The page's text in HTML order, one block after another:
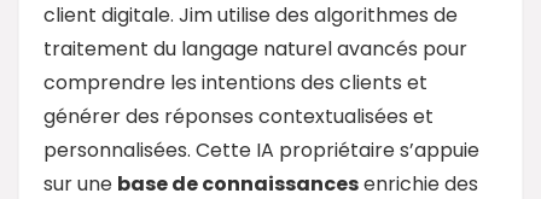
client digitale. Jim utilise des algorithmes de
traitement du langage naturel avancés pour
comprendre les intentions des clients et
générer des réponses contextualisées et
personnalisées. Cette IA propriétaire s’appuie
sur une base de connaissancesenrichie des